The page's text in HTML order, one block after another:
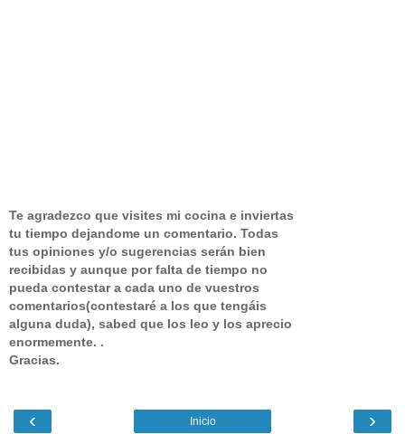
Te agradezco que visites mi cocina e inviertas
tu tiempo dejandome un comentario. Todas
tus opiniones y/o sugerencias serán bien
recibidas y aunque por falta de tiempo no
pueda contestar a cada uno de vuestros
comentarios(contestaré a los que tengáis
alguna duda), sabed que los leo y los aprecio
enormemente. .
Gracias.
‹ ›
Inicio